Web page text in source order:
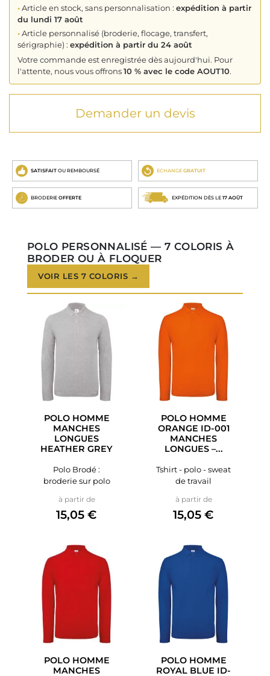
•Article en stock, sans personnalisation : expédition à partir
du lundi 17 août
•Article personnalisé (broderie, flocage, transfert,
sérigraphie) : expédition à partir du 24 août
Votre commande est enregistrée dès aujourd'hui. Pour
l'attente, nous vous offrons10 % avec le code AOUT10.
Demander un devis
SATISFAIT OU REMBOURSÉ ECHANGE GRATUIT
BRODERIE OFFERTE EXPÉDITION DÈS LE 17 AOÛT
POLO PERSONNALISÉ — 7 COLORIS À
BRODER OU À FLOQUER
VOIR LES 7 COLORIS →
POLO HOMME
MANCHES
LONGUES
HEATHER GREY
Polo Brodé :
broderie sur polo
à partir dePrix
15,05 €
POLO HOMME
ORANGE ID-001
MANCHES
LONGUES –...
Tshirt - polo - sweat
de travail
à partir dePrix
15,05 €
POLO HOMME
MANCHES
POLO HOMME
ROYAL BLUE ID-